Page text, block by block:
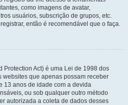
como imagens de avatar,
usuários, subscrição de grupos, etc.
então é recomendável que o faça.
Protection Act) é uma Lei de 1998 dos
websites que apenas possam receber
13 anos de idade com a devida
ou sob qualquer outro método
autorizada a coleta de dados desses